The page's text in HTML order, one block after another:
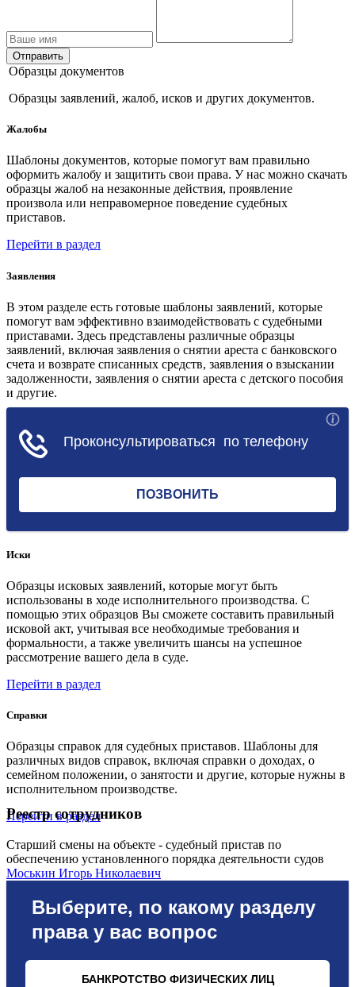
Отправить
Образцы документов
Образцы заявлений, жалоб, исков и других документов.
Жалобы
Шаблоны документов, которые помогут вам правильно
оформить жалобу и защитить свои права. У нас можно скачать
образцы жалоб на незаконные действия, проявление
произвола или неправомерное поведение судебных
приставов.
Перейти в раздел
Заявления
В этом разделе есть готовые шаблоны заявлений, которые
помогут вам эффективно взаимодействовать с судебными
приставами. Здесь представлены различные образцы
заявлений, включая заявления о снятии ареста с банковского
счета и возврате списанных средств, заявления о взыскании
задолженности, заявления о снятии ареста с детского пособия
и другие.
Иски
Образцы исковых заявлений, которые могут быть
использованы в ходе исполнительного производства. С
помощью этих образцов Вы сможете составить правильный
исковой акт, учитывая все необходимые требования и
формальности, а также увеличить шансы на успешное
рассмотрение вашего дела в суде.
Перейти в раздел
Справки
Образцы справок для судебных приставов. Шаблоны для
различных видов справок, включая справки о доходах, о
семейном положении, о занятости и другие, которые нужны в
исполнительном производстве.
Перейти в раздел
Реестр сотрудников
Старший смены на объекте - судебный пристав по
обеспечению установленного порядка деятельности судов
Моськин Игорь Николаевич